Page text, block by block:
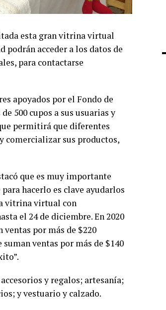
esta gran vitrina virtual
podrán acceder a los datos de
para contactarse
apoyados por el Fondo de
500 cupos a sus usuarias y
permitirá que diferentes
comercializar sus productos,
que es muy importante
hacerlo es clave ayudarlos
vitrina virtual con
el 24 de diciembre. En 2020
por más de $220
ventas por más de $140
y regalos; artesanía;
y vestuario y calzado.